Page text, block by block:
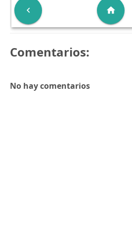
 home
Comentarios:
No hay comentarios